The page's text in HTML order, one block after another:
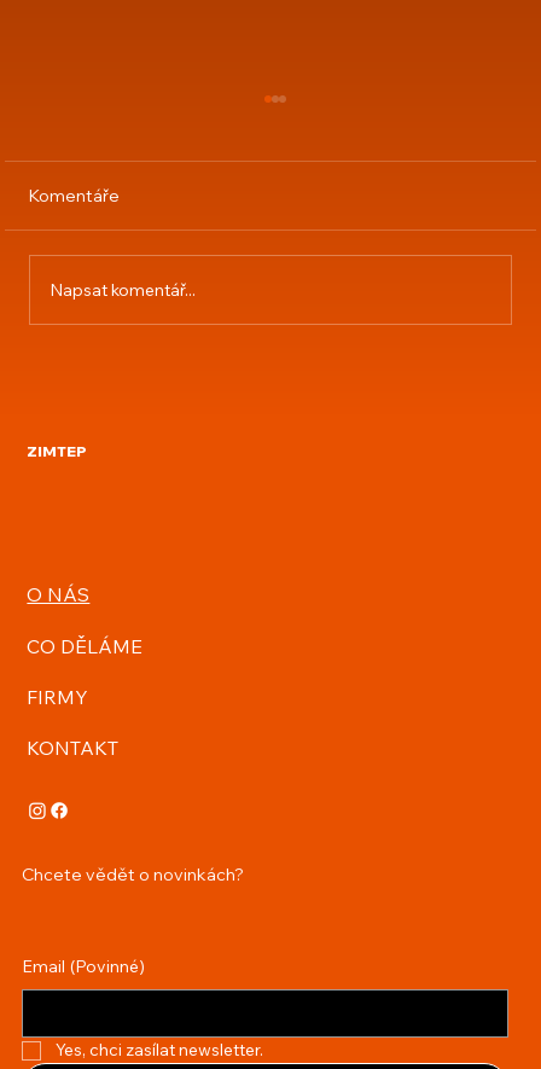
Komentáře
Napsat komentář...
ZIMTEP
O NÁS
CO DĚLÁME
FIRMY
KONTAKT
Chcete vědět o novinkách?
Email (Povinné)
Yes, chci zasílat newsletter.